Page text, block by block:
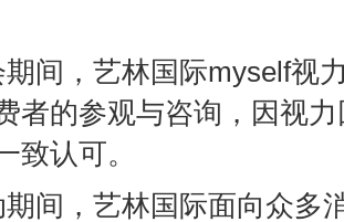
，艺林国际myself视力
者的参观与咨询，因视
致认可。
，艺林国际面向众多